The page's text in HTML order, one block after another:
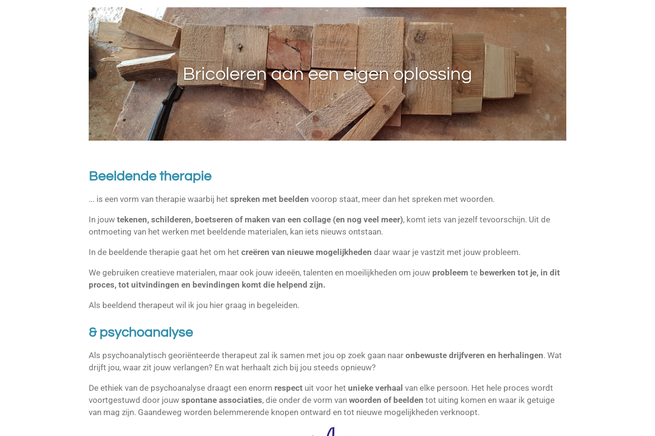
Bricoleren aan een eigen oplossing
Beeldende therapie
... is een vorm van therapie waarbij het spreken met beelden voorop staat, meer dan het spreken met woorden.
In jouw tekenen, schilderen, boetseren of maken van een collage (en nog veel meer), komt iets van jezelf tevoorschijn. Uit de
ontmoeting van het werken met beeldende materialen, kan iets nieuws ontstaan.
In de beeldende therapie gaat het om het creëren van nieuwe mogelijkheden daar waar je vastzit met jouw probleem.
We gebruiken creatieve materialen, maar ook jouw ideeën, talenten en moeilijkheden om jouw probleem te bewerken tot je, in dit
proces, tot uitvindingen en bevindingen komt die helpend zijn.
Als beeldend therapeut wil ik jou hier graag in begeleiden.
& psychoanal yse
Als psychoanalytisch georiënteerde therapeut zal ik samen met jou op zoek gaan naar onbewuste drijfveren en herhalingen. Wat
drijft jou, waar zit jouw verlangen? En wat herhaalt zich bij jou steeds opnieuw?
De ethiek van de psychoanalyse draagt een enorm respect uit voor het unieke verhaal van elke persoon. Het hele proces wordt
voortgestuwd door jouw spontane associaties, die onder de vorm van woorden of beelden tot uiting komen en waar ik getuige
van mag zijn. Gaandeweg worden belemmerende knopen ontward en tot nieuwe mogelijkheden verknoopt.